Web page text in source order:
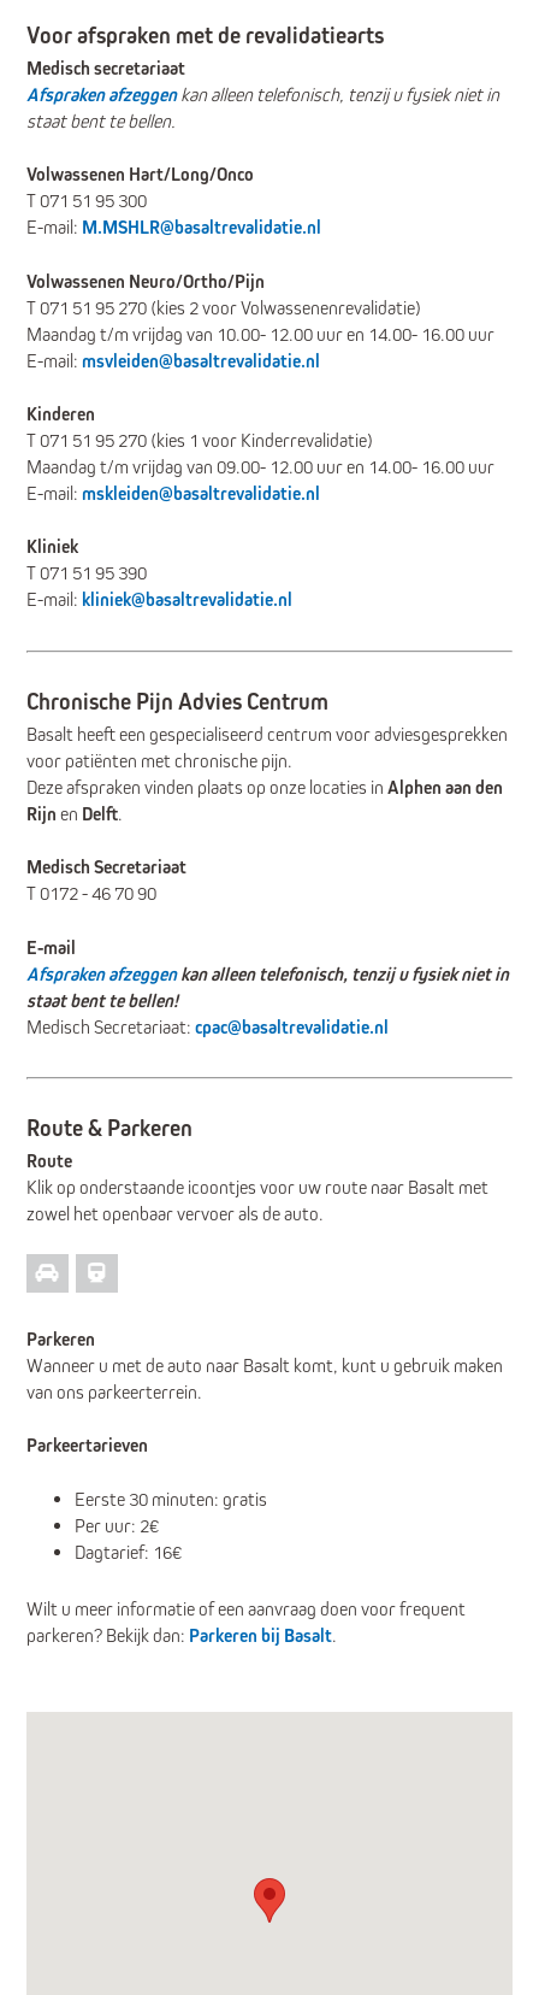
Voor afspraken met de revalidatiearts
Medisch secretariaat
Afspraken afzeggenkan alleen telefonisch, tenzij u fysiek niet in
staat bent te bellen.
Volwassenen Hart/Long/Onco
T 071 51 95 300
E-mail: M.MSHLR@basaltrevalidatie.nl
Volwassenen Neuro/Ortho/Pijn
T 071 51 95 270 (kies 2 voor Volwassenenrevalidatie)
Maandag t/m vrijdag van 10.00- 12.00 uur en 14.00- 16.00 uur
E-mail:msvleiden@basaltrevalidatie.nl
Kinderen
T 071 51 95 270 (kies 1 voor Kinderrevalidatie)
Maandag t/m vrijdag van 09.00- 12.00 uur en 14.00- 16.00 uur
E-mail:mskleiden@basaltrevalidatie.nl
Kliniek
T 071 51 95 390
E-mail: kliniek@basaltrevalidatie.nl
Chronische Pijn Advies Centrum
Basalt heeft een gespecialiseerd centrum voor adviesgesprekken
voor patiënten met chronische pijn.
Deze afspraken vinden plaats op onze locaties inAlphen aan den
Rijn en Delft.
Medisch Secretariaat
T 0172 - 46 70 90
E-mail
Afspraken afzeggenkan alleen telefonisch, tenzij u fysiek niet in
staat bent te bellen!
Medisch Secretariaat:cpac@basaltrevalidatie.nl
Route & Parkeren
Route
Klik op onderstaande icoontjes voor uw route naar Basalt met
zowel het openbaar vervoer als de auto.
Parkeren
Wanneer u met de auto naar Basalt komt, kunt u gebruik maken
van ons parkeerterrein.
Parkeertarieven
Eerste 30 minuten: gratis
Per uur: 2€
Dagtarief: 16€
Wilt u meer informatie of een aanvraag doen voor frequent
parkeren? Bekijk dan: Parkeren bij Basalt.